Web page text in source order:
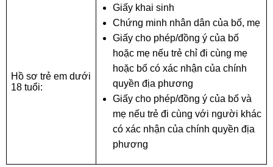
Hồ sơ trẻ em dưới
18 tuổi:
Giấy khai sinh
Chứng minh nhân dân của bố, mẹ
Giấy cho phép/đồng ý của bố
hoặc mẹ nếu trẻ chỉ đi cùng mẹ
hoặc bố có xác nhận của chính
quyền địa phương
Giấy cho phép/đồng ý của bố và
mẹ nếu trẻ đi cùng với người khác
có xác nhận của chính quyền địa
phương